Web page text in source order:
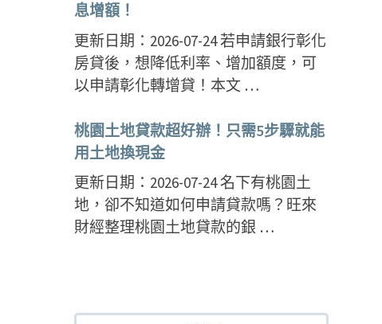
息增額！
更新日期：2026-07-24 若申請銀行彰化
房貸後，想降低利率、增加額度，可
以申請彰化轉增貸！本文 …
桃園土地貸款超好辦！只需5步驟就能
用土地換現金
更新日期：2026-07-24 名下有桃園土
地，卻不知道如何申請貸款嗎？旺來
財經整理桃園土地貸款的銀 …